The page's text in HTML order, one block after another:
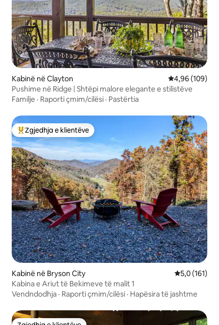
Kabinë në Clayton Vlerësimi
4,96 (109)
Pushime në Ridge | Shtëpi malore elegante e stilistëve
Familje · Raporti çmim/cilësi · Pastërtia
Më të mirat e zgjedhjeve të klientëve
Zgjedhja e klientëve
Kabinë në Bryson City Vlerësimi
5,0 (161)
Kabina e Ariut të Bekimeve të malit 1
Vendndodhja · Raporti çmim/cilësi · Hapësira të jashtme